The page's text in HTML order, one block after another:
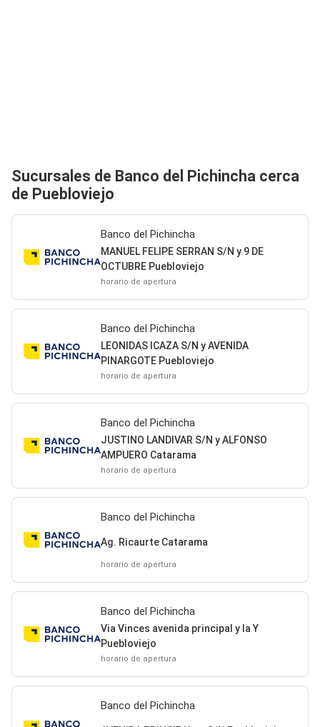
Sucursales de Banco del Pichincha cerca
de Puebloviejo
Banco del Pichincha
MANUEL FELIPE SERRAN S/N y 9 DE
OCTUBRE Puebloviejo
horario de apertura
Banco del Pichincha
LEONIDAS ICAZA S/N y AVENIDA
PINARGOTE Puebloviejo
horario de apertura
Banco del Pichincha
JUSTINO LANDIVAR S/N y ALFONSO
AMPUERO Catarama
horario de apertura
Banco del Pichincha
Ag. Ricaurte Catarama
horario de apertura
Banco del Pichincha
Via Vinces avenida principal y la Y
Puebloviejo
horario de apertura
Banco del Pichincha